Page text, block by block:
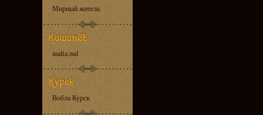
Мирный житель
mafia.md
Вобла Курск